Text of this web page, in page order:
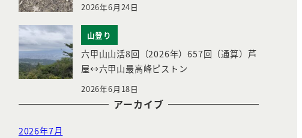
2026年6月24日
山登り
六甲山山活8回（2026年）657回（通算）芦
屋↔︎六甲山最高峰ピストン
2026年6月18日
アーカイブ
2026年7月